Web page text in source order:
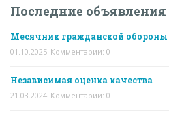
Последние объявления
Месячник гражданской обороны
01.10.2025 Комментарии: 0
Независимая оценка качества
21.03.2024 Комментарии: 0